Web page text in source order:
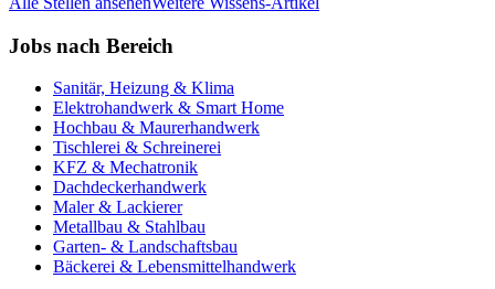
Jobs nach Bereich
Sanitär, Heizung & Klima
Elektrohandwerk & Smart Home
Hochbau & Maurerhandwerk
Tischlerei & Schreinerei
KFZ & Mechatronik
Dachdeckerhandwerk
Maler & Lackierer
Metallbau & Stahlbau
Garten- & Landschaftsbau
Bäckerei & Lebensmittelhandwerk